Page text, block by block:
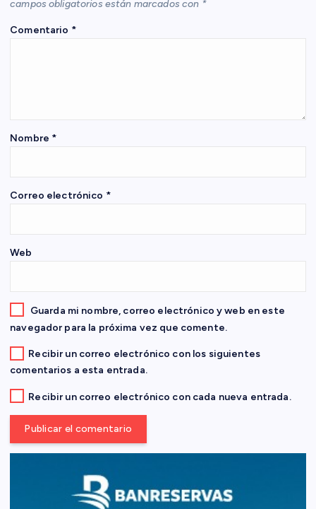
ó
e
t
a
d
a
s
campos obligatorios están marcados con *
Comentario *
Nombre *
Correo electrónico *
Web
Guarda mi nombre, correo electrónico y web en este
navegador para la próxima vez que comente.
Recibir un correo electrónico con los siguientes
comentarios a esta entrada.
Recibir un correo electrónico con cada nueva entrada.